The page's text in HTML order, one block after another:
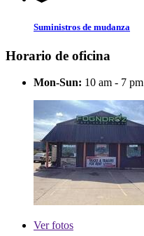
Suministros de mudanza
Horario de oficina
Mon-Sun: 10 am - 7 pm
Verfotos